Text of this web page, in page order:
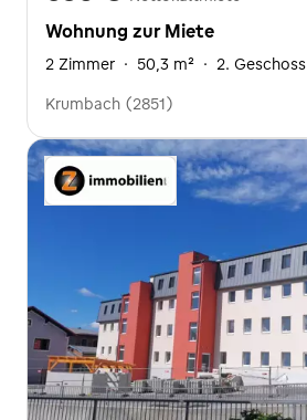
Wohnung zur Miete
2 Zimmer · 50,3 m² · 2. Geschoss
Krumbach (2851)